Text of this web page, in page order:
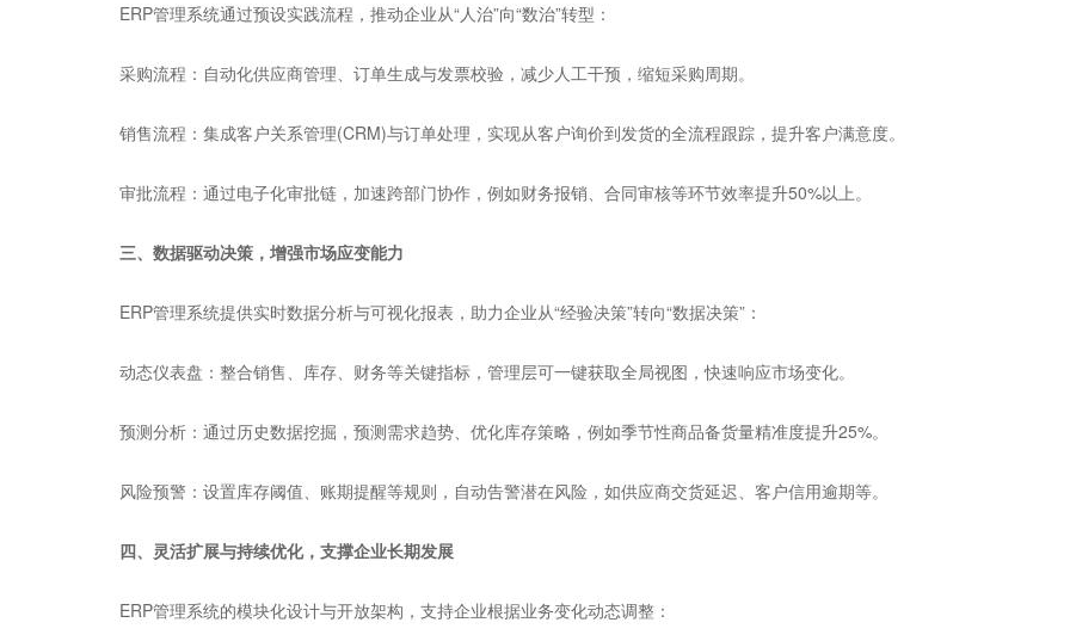
ERP管理系统通过预设实践流程，推动企业从“人治”向“数治”转型：
采购流程：自动化供应商管理、订单生成与发票校验，减少人工干预，缩短采购周期。
销售流程：集成客户关系管理(CRM)与订单处理，实现从客户询价到发货的全流程跟踪，提升客户满意度。
审批流程：通过电子化审批链，加速跨部门协作，例如财务报销、合同审核等环节效率提升50%以上。
三、数据驱动决策，增强市场应变能力
ERP管理系统提供实时数据分析与可视化报表，助力企业从“经验决策”转向“数据决策”：
动态仪表盘：整合销售、库存、财务等关键指标，管理层可一键获取全局视图，快速响应市场变化。
预测分析：通过历史数据挖掘，预测需求趋势、优化库存策略，例如季节性商品备货量精准度提升25%。
风险预警：设置库存阈值、账期提醒等规则，自动告警潜在风险，如供应商交货延迟、客户信用逾期等。
四、灵活扩展与持续优化，支撑企业长期发展
ERP管理系统的模块化设计与开放架构，支持企业根据业务变化动态调整：